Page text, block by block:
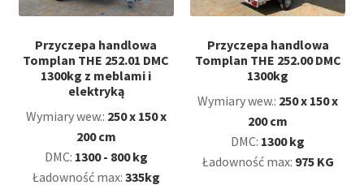
Przyczepa handlowa
Tomplan THE 252.01 DMC
1300kg z meblami i
elektryką
Wymiary wew.: 250 x 150 x
200 cm
DMC: 1300 - 800 kg
Ładowność max: 335kg
Przyczepa handlowa
Tomplan THE 252.00 DMC
1300kg
Wymiary wew.: 250 x 150 x
200 cm
DMC: 1300 kg
Ładowność max: 975 KG